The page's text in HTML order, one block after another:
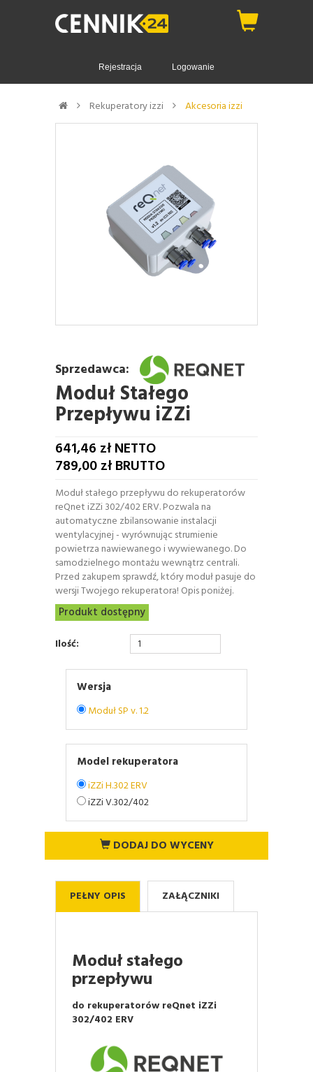
Rejestracja Logowanie
Rekuperatory izzi Akcesoria izzi
Sprzedawca:
Moduł Stałego
Przepływu iZZi
641,46 zł NETTO
789,00zł BRUTTO
Moduł stałego przepływu do rekuperatorów
reQnet iZZi 302/402 ERV. Pozwala na
automatyczne zbilansowanie instalacji
wentylacyjnej - wyrównując strumienie
powietrza nawiewanego i wywiewanego. Do
samodzielnego montażu wewnątrz centrali.
Przed zakupem sprawdź, który moduł pasuje do
wersji Twojego rekuperatora! Opis poniżej.
Produkt dostępny
Ilość:
Wersja
Moduł SP v. 1.2
Model rekuperatora
iZZi H.302 ERV
iZZi V.302/402
DODAJ DO WYCENY
PEŁNY OPIS ZAŁĄCZNIKI
Moduł stałego
przepływu
do rekuperatorów reQnet iZZi
302/402 ERV